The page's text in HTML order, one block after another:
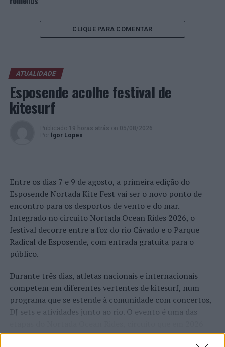
Porta 5”
CLIQUE PARA COMENTAR
ATUALIDADE
Esposende acolhe festival de
kitesurf
Publicado 19 horas atrás on 05/08/2026
Por
Ígor Lopes
Entre os dias 7 e 9 de agosto, a primeira edição do
Esposende Nortada Kite Fest vai ser o novo ponto de
encontro para os desportos de vento e do mar.
Integrado no circuito Nortada Ocean Rides 2026, o
festival decorre entre a foz do rio Cávado e o Parque
Radical de Esposende, com entrada gratuita para o
público.
Durante três dias, atletas nacionais e internacionais
competem em diferentes vertentes de kitesurf, num
programa que se estende à comunidade com concertos,
DJ sets e atividades junto ao rio. O evento é uma das
passa também por Sines, Peniche, Viana do Castelo, Vila